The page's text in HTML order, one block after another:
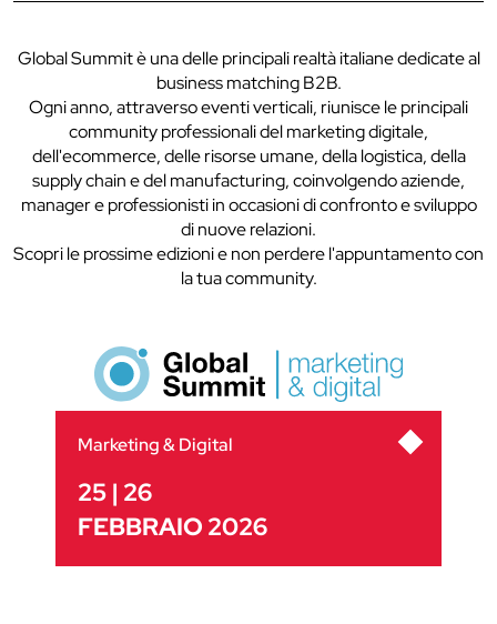
Global Summit è una delle principali realtà italiane dedicate al
business matching B2B.
Ogni anno, attraverso eventi verticali, riunisce le principali
community professionali del marketing digitale,
dell'ecommerce, delle risorse umane, della logistica, della
supply chain e del manufacturing, coinvolgendo aziende,
manager e professionisti in occasioni di confronto e sviluppo
di nuove relazioni.
Scopri le prossime edizioni e non perdere l'appuntamento con
la tua community.
Marketing & Digital
25 | 26
FEBBRAIO 2026